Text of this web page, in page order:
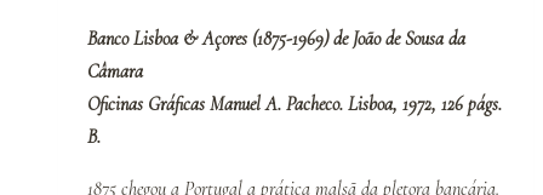
Banco Lisboa & Açores (1875-1969) de João de Sousa da
Câmara
Oficinas Gráficas Manuel A. Pacheco. Lisboa, 1972, 126 págs.
B.
1875 chegou a Portugal a prática malsã da pletora bancária.